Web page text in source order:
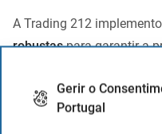
Gerir o
Portugal
A Trading 212
robustaspara garantir a
CySEC (Chipre):